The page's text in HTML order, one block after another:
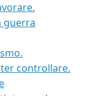
guerra
controllare.